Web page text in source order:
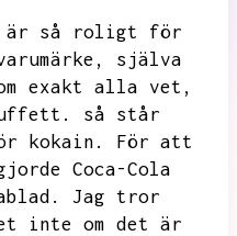
är så roligt för
själva
exakt alla vet,
så står
kokain.
För att
Coca-Cola
Jag tror
inte om det är